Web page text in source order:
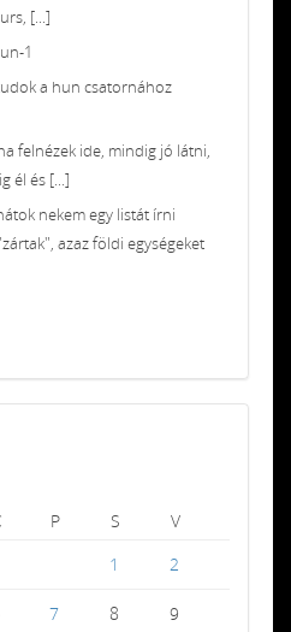
[...]
1
a hun csatornához
felnézek ide, mindig jó látni,
él és [...]
nekem egy listát írni
azaz földi egységeket
P S
V
1
2
7 8 9